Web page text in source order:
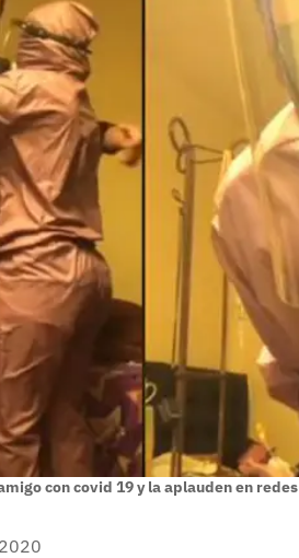
con covid 19 y la aplauden en redes